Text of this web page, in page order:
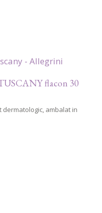
flacon 30
ambalat in